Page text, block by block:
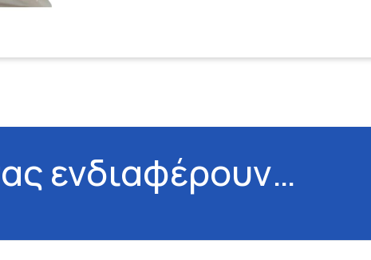
ενδιαφέρουν…